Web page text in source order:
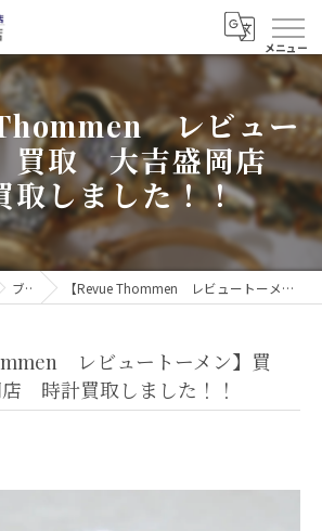
レビュー
買取 大吉盛岡店
取しました！！
ブログ 【Revue Thommen レビュートーメン】買取 大吉盛岡店 時計買取しました！！
レビュートーメン】買
時計買取しました！！